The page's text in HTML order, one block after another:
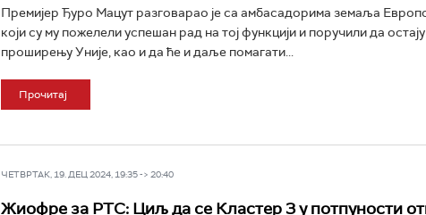
Премијер Ђуро Мацут разговарао је са амбасадорима земаља
који су му пожелели успешан рад на тој функцији и поручили да
проширењу Уније, као и да ће и даље помагати...
Прочитај
ЧЕТВРТАК, 19. ДЕЦ 2024, 19:35 -> 20:40
Жиофре за РТС: Циљ да се Кластер 3 у потпуности